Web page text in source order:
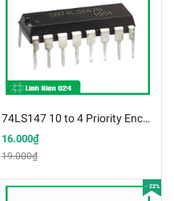
74LS147 10 to 4 Priority Encoder DIP16
16.000₫
19.000₫
- 22%